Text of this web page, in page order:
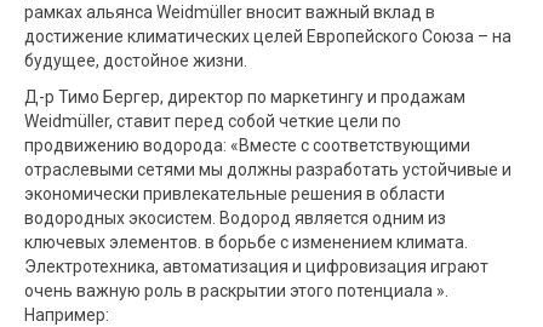
рамках альянса Weidmüller вносит важный вклад в
достижение климатических целей Европейского Союза – на
будущее, достойное жизни.
Д-р Тимо Бергер, директор по маркетингу и продажам
Weidmüller, ставит перед собой четкие цели по
продвижению водорода: «Вместе с соответствующими
отраслевыми сетями мы должны разработать устойчивые и
экономически привлекательные решения в области
водородных экосистем. Водород является одним из
ключевых элементов. в борьбе с изменением климата.
Электротехника, автоматизация и цифровизация играют
очень важную роль в раскрытии этого потенциала ».
Например: